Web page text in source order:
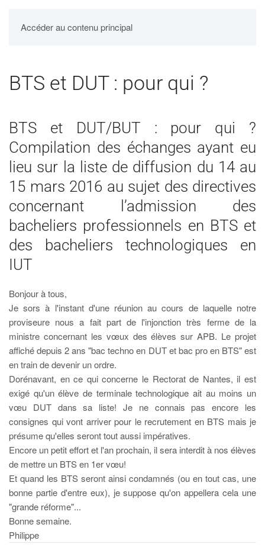
Accéder au contenu principal
UPBM
BTS et DUT : pour qui ?
BTS et DUT/BUT : pour qui ?
Compilation des échanges ayant eu
lieu sur la liste de diffusion du 14 au
15 mars 2016 au sujet des directives
concernant l’admission des
bacheliers professionnels en BTS et
des bacheliers technologiques en
IUT
Bonjour à tous,
Je sors à l'instant d'une réunion au cours de laquelle notre
proviseure nous a fait part de l'injonction très ferme de la
ministre concernant les vœux des élèves sur APB. Le projet
affiché depuis 2 ans "bac techno en DUT et bac pro en BTS" est
en train de devenir un ordre.
Dorénavant, en ce qui concerne le Rectorat de Nantes, il est
exigé qu'un élève de terminale technologique ait au moins un
vœu DUT dans sa liste! Je ne connais pas encore les
consignes qui vont arriver pour le recrutement en BTS mais je
présume qu'elles seront tout aussi impératives.
Encore un petit effort et l'an prochain, il sera interdit à nos élèves
de mettre un BTS en 1er vœu!
Et quand les BTS seront ainsi condamnés (ou en tout cas, une
bonne partie d'entre eux), je suppose qu'on appellera cela une
"grande réforme"...
Bonne semaine.
Philippe